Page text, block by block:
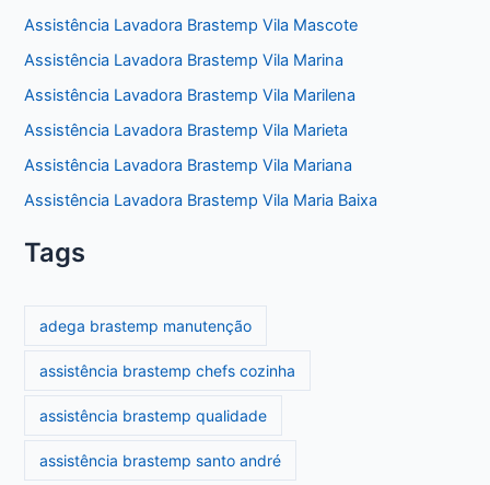
Assistência Lavadora Brastemp Vila Mascote
Assistência Lavadora Brastemp Vila Marina
Assistência Lavadora Brastemp Vila Marilena
Assistência Lavadora Brastemp Vila Marieta
Assistência Lavadora Brastemp Vila Mariana
Assistência Lavadora Brastemp Vila Maria Baixa
Tags
adega brastemp manutenção
assistência brastemp chefs cozinha
assistência brastemp qualidade
assistência brastemp santo andré